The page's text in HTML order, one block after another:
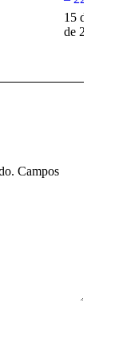
15 de maio
de 2025
Campos